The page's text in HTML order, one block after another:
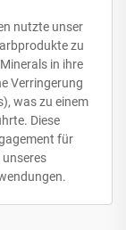
nutzte unser
zu
in ihre
Verringerung
was zu einem
Diese
für